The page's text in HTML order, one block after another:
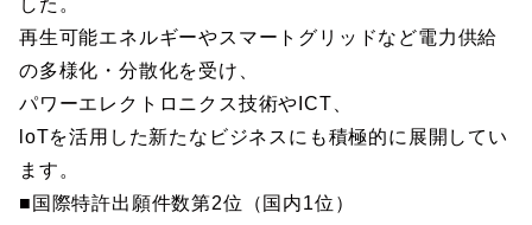
した。
再生可能エネルギーやスマートグリッドなど電力供給
の多様化・分散化を受け、
パワーエレクトロニクス技術やICT、
loTを活用した新たなビジネスにも積極的に展開してい
ます。
■国際特許出願件数第2位（国内1位）